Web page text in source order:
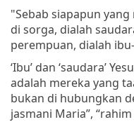
"Sebab siapapun
di sorga, dialah
perempuan, dialah
‘Ibu’ dan ‘saudara’
adalah mereka yang
bukan di hubungkan
jasmani Maria”,